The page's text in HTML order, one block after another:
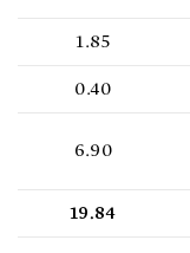
1.85
0.40
6.90
19.84